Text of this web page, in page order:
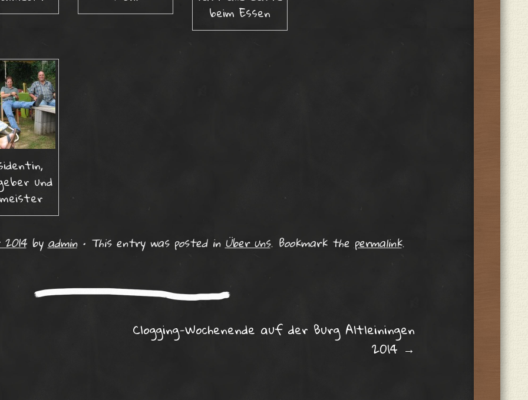
beim Essen
und
byadmin • This entry was posted inÜber uns. Bookmark thepermalink.
Clogging-Wochenende auf der Burg Altleiningen
2014 →